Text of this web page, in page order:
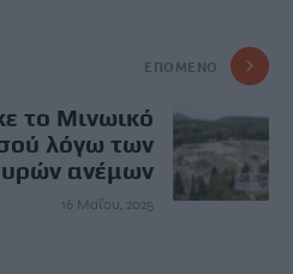
ΕΠΌΜΕΝΟ
το Μινωικό
λόγω των
ανέμων
16 Μαΐου, 2025